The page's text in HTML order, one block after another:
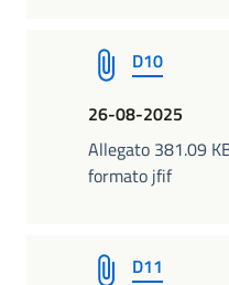
D10
26-08-2025
Allegato 381.09
formato jfif
D11